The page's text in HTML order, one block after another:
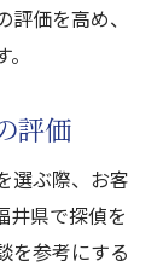
価を高め、
評価
選ぶ際、お客
井県で探偵を
を参考にする